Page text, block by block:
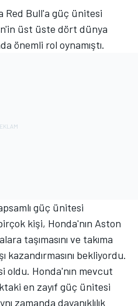
Red Bull'a güç ünitesi
üst üste dört dünya
önemli rol oynamıştı.
güç ünitesi
kişi, Honda'nın Aston
taşımasını ve takıma
kazandırmasını bekliyordu.
oldu. Honda'nın mevcut
en zayıf güç ünitesi
zamanda dayanıklılık